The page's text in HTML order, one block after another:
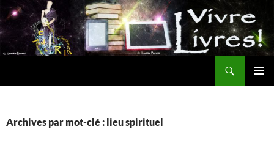
Aller
au
contenu
Archives par mot-clé : lieu spirituel